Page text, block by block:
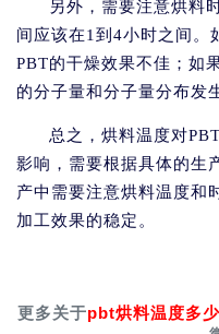
另外，需要注意烘料
间应该在1到4小时之间。
PBT的干燥效果不佳；如
的分子量和分子量分布发
总之，烘料温度对
影响，需要根据具体的生
产中需要注意烘料温度和
加工效果的稳定。
更多关于pbt烘料温度多